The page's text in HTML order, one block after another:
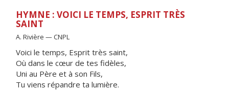
HYMNE : VOICI LE TEMPS, ESPRIT TRÈS
SAINT
A. Rivière — CNPL
Voici le temps, Esprit très saint,
Où dans le cœur de tes fidèles,
Uni au Père et à son Fils,
Tu viens répandre ta lumière.